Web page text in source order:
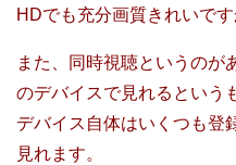
HDでも充分画質きれいです
また、同時視聴というのが
のデバイスで見れるという
デバイス自体はいくつも登
見れます。